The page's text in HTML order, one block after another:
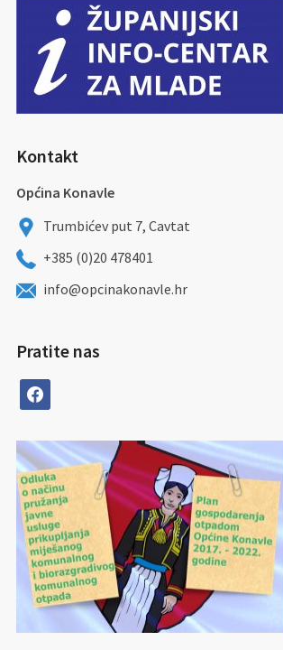
Kontakt
Općina Konavle
Trumbićev put 7, Cavtat
+385 (0)20 478401
info@opcinakonavle.hr
Pratite nas
facebook